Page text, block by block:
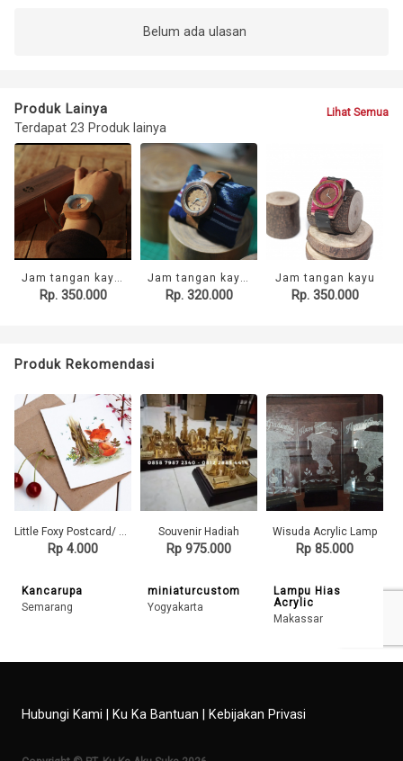
Belum ada ulasan
Produk Lainya
Terdapat 23 Produk lainya
Lihat Semua
Jam tangan kayu mix resin
Rp. 350.000
Jam tangan kayu handmade
Rp. 320.000
Jam tangan kayu
Rp. 350.000
Produk Rekomendasi
Little Foxy Postcard/ Kartu Pos ilustrasi
Rp 4.000
Kancarupa
Semarang
Souvenir Hadiah
Rp 975.000
miniaturcustom
Yogyakarta
Wisuda Acrylic Lamp
Rp 85.000
Lampu Hias
Acrylic
Makassar
Hubungi Kami Ku Ka Bantuan Kebijakan Privasi